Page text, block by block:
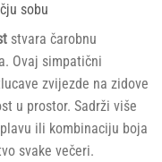
sobu
stvara čarobnu
Ovaj simpatični
zvijezde na zidove
u prostor. Sadrži više
ili kombinaciju boja
svake večeri.